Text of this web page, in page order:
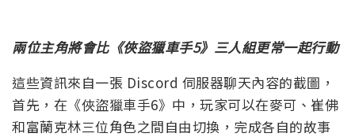
兩位主角將會比《俠盜獵車手5》三人組更常一起行動
這些資訊來自一張 Discord 伺服器聊天內容的截圖，
首先，在《俠盜獵車手6》中，玩家可以在麥可、崔佛
和富蘭克林三位角色之間自由切換，完成各自的故事